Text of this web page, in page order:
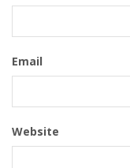
Email
Website